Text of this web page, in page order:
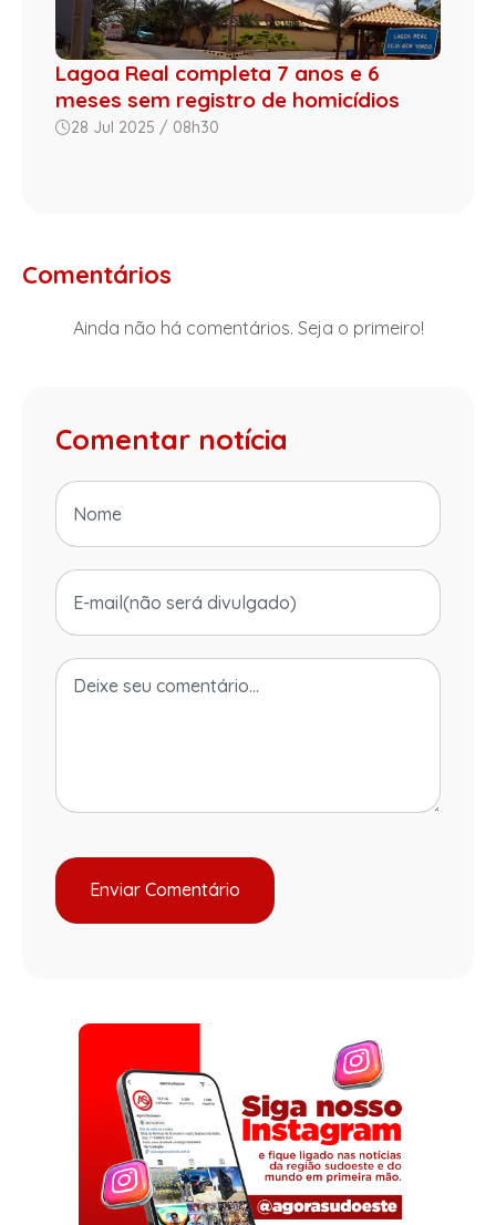
Lagoa Real completa 7 anos e 6
meses sem registro de homicídios
28 Jul 2025 / 08h30
Comentários
Ainda não há comentários. Seja o primeiro!
Comentar notícia